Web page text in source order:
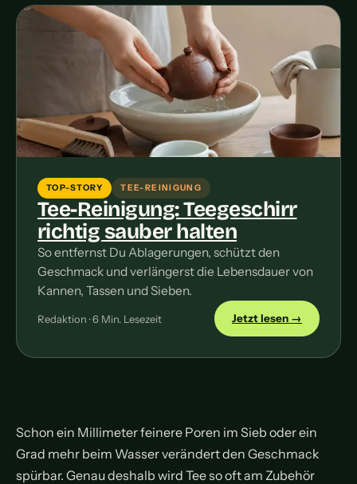
TOP-STORY TEE-REINIGUNG
Tee-Reinigung: Teegeschirr
richtig sauber halten
So entfernst Du Ablagerungen, schützt den
Geschmack und verlängerst die Lebensdauer von
Kannen, Tassen und Sieben.
Redaktion · 6 Min. Lesezeit Jetzt lesen →
Schon ein Millimeter feinere Poren im Sieb oder ein
Grad mehr beim Wasser verändert den Geschmack
spürbar. Genau deshalb wird Tee so oft am Zubehör